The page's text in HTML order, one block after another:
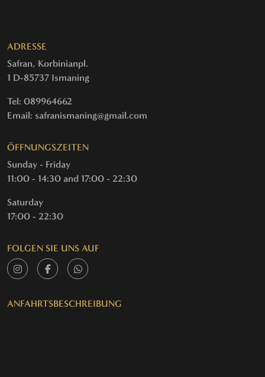
ADRESSE
Safran, Korbinianpl.
1 D-85737 Ismaning
Tel: 089964662
Email: safranismaning@gmail.com
ÖFFNUNGSZEITEN
Sunday - Friday
11:00 - 14:30 and 17:00 - 22:30
Saturday
17:00 - 22:30
FOLGEN SIE UNS AUF
ANFAHRTSBESCHREIBUNG